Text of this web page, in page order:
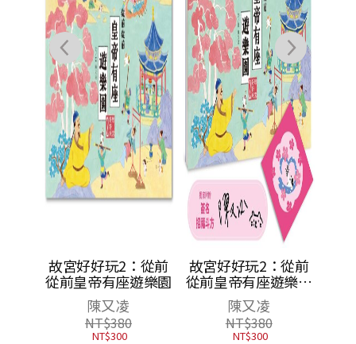
故宮好好玩2：從前
從前皇帝有座遊樂園
陳又凌
NT$380
NT$300
故宮好好玩2：從前
從前皇帝有座遊樂園
（聯經官網獨家，附
贈作者親簽【春到斗
方】一張）
陳又凌
NT$380
NT$300